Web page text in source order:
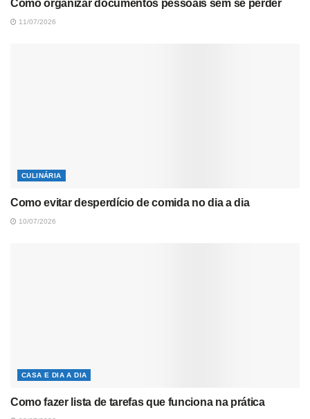
Como organizar documentos pessoais sem se perder
11/07/2026
CULINÁRIA
Como evitar desperdício de comida no dia a dia
10/07/2026
CASA E DIA A DIA
Como fazer lista de tarefas que funciona na prática